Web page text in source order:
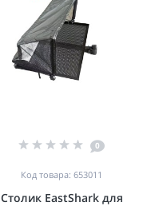
0
Код товара: 653011
Столик EastShark для